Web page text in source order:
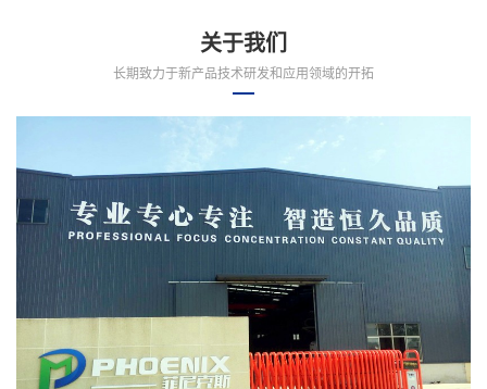
关于我们
长期致力于新产品技术研发和应用领域的开拓